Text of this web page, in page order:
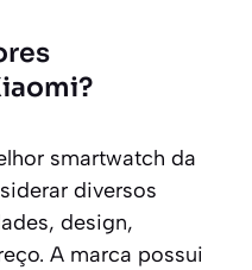
smartwatch da
diversos
design,
A marca possui